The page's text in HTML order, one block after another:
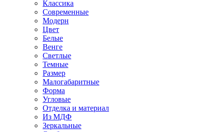
Классика
Современные
Модерн
Цвет
Белые
Венге
Светлые
Темные
Размер
Малогабаритные
Форма
Угловые
Отделка и материал
Из МДФ
Зеркальные